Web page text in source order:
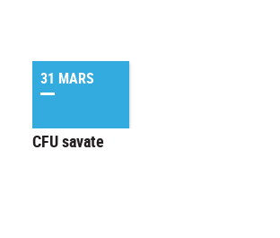
31 MARS
CFU savate